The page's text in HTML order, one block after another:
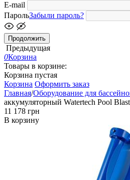
E-mail
ПарольЗабыли пароль?
Продолжить
Предыдущая
0Корзина
Товары в корзине:
Корзина пустая
Корзина Оформить заказ
Главная/Оборудование для
аккумуляторный Watertech Pool
‍11 178‍ грн
В корзину